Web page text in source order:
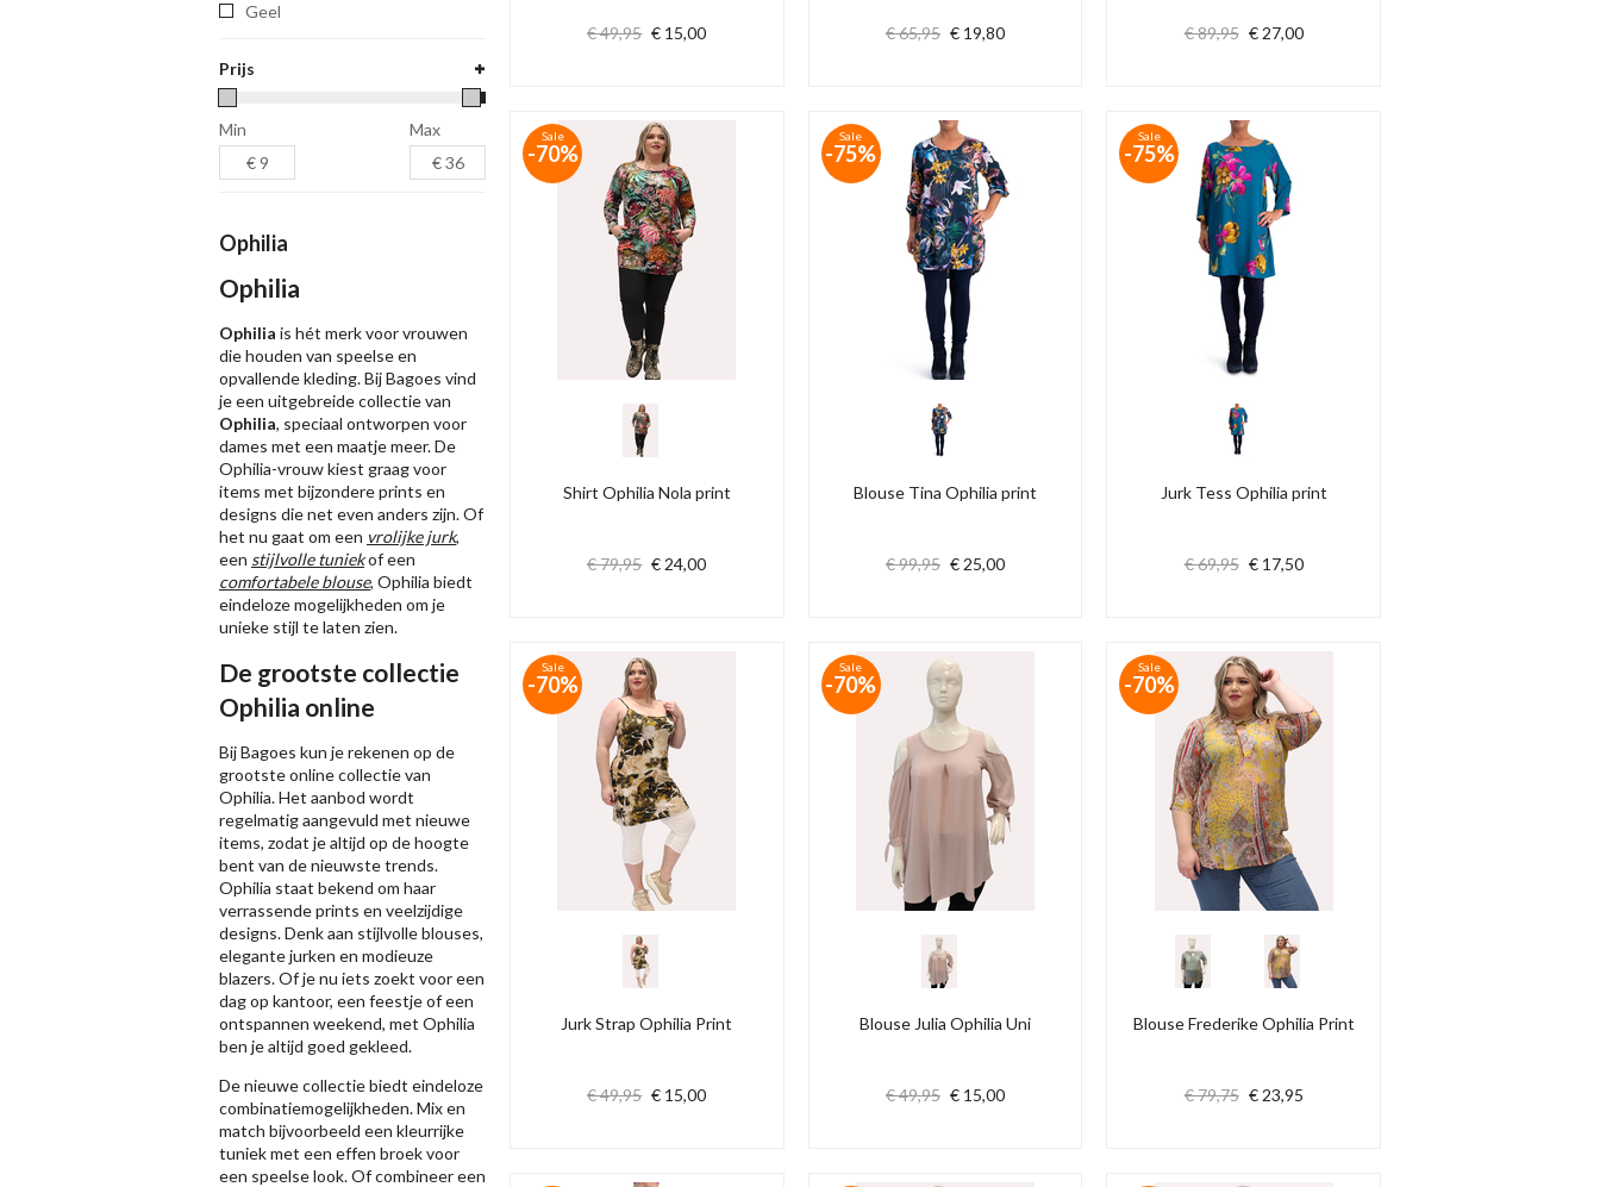
Geel
Prijs
Min Max
€ 49,95 € 15,00 € 65,95 € 19,80 € 89,95 € 27,00
Shirt Ophilia Nola print
€ 79,95 € 24,00
Sale
-70%
Blouse Tina Ophilia print
€ 99,95 € 25,00
Sale
-75%
Jurk Tess Ophilia print
€ 69,95 € 17,50
Sale
-75%
Jurk Strap Ophilia Print
€ 49,95 € 15,00
Sale
-70%
Blouse Julia Ophilia Uni
€ 49,95 € 15,00
Sale
-70%
Blouse Frederike Ophilia Print
€ 79,75 € 23,95
Sale
-70%
Ophilia
Ophilia
Ophilia is hét merk voor vrouwen
die houden van speelse en
opvallende kleding. Bij Bagoes vind
je een uitgebreide collectie van
Ophilia, speciaal ontworpen voor
dames met een maatje meer. De
Ophilia-vrouw kiest graag voor
items met bijzondere prints en
designs die net even anders zijn. Of
het nu gaat om een vrolijke jurk,
een stijlvolle tuniekof een
comfortabele blouse, Ophilia biedt
eindeloze mogelijkheden om je
unieke stijl te laten zien.
De grootste collectie
Ophilia online
Bij Bagoes kun je rekenen op de
grootste online collectie van
Ophilia. Het aanbod wordt
regelmatig aangevuld met nieuwe
items, zodat je altijd op de hoogte
bent van de nieuwste trends.
Ophilia staat bekend om haar
verrassende prints en veelzijdige
designs. Denk aan stijlvolle blouses,
elegante jurken en modieuze
blazers. Of je nu iets zoekt voor een
dag op kantoor, een feestje of een
ontspannen weekend, met Ophilia
ben je altijd goed gekleed.
De nieuwe collectie biedt eindeloze
combinatiemogelijkheden. Mix en
match bijvoorbeeld een kleurrijke
tuniek met een effen broek voor
een speelse look. Of combineer een